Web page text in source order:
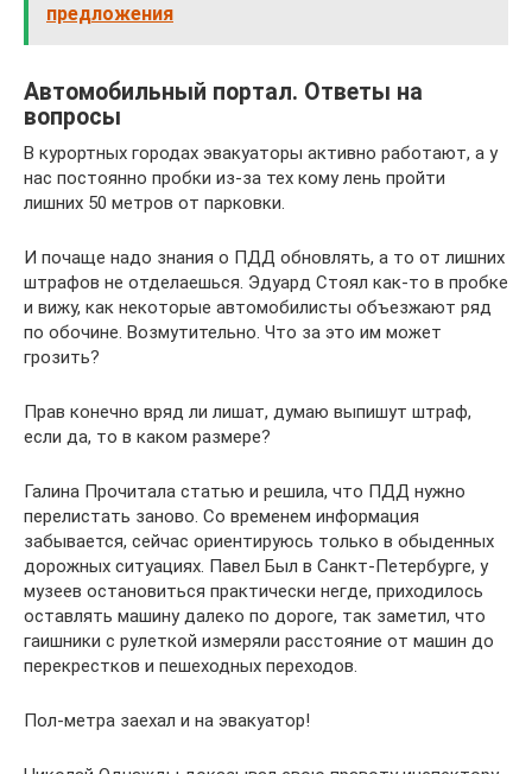
предложения
Автомобильный портал. Ответы на
вопросы
В курортных городах эвакуаторы активно работают, а у
нас постоянно пробки из-за тех кому лень пройти
лишних 50 метров от парковки.
И почаще надо знания о ПДД обновлять, а то от лишних
штрафов не отделаешься. Эдуард Стоял как-то в пробке
и вижу, как некоторые автомобилисты объезжают ряд
по обочине. Возмутительно. Что за это им может
грозить?
Прав конечно вряд ли лишат, думаю выпишут штраф,
если да, то в каком размере?
Галина Прочитала статью и решила, что ПДД нужно
перелистать заново. Со временем информация
забывается, сейчас ориентируюсь только в обыденных
дорожных ситуациях. Павел Был в Санкт-Петербурге, у
музеев остановиться практически негде, приходилось
оставлять машину далеко по дороге, так заметил, что
гаишники с рулеткой измеряли расстояние от машин до
перекрестков и пешеходных переходов.
Пол-метра заехал и на эвакуатор!